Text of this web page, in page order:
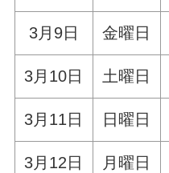
3月9日 金曜日
3月10日 土曜日
3月11日 日曜日
3月12日 月曜日